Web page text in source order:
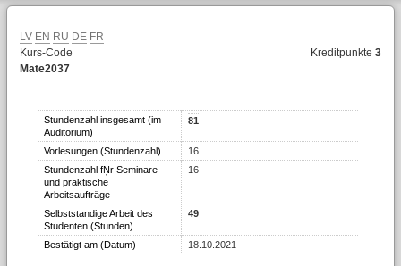
LV EN RU DE FR
Kurs-Code
Mate2037
Kreditpunkte3
Stundenzahl insgesamt (im
Auditorium)
81
Vorlesungen (Stundenzahl)
16
Stundenzahl fŅr Seminare
und praktische
Arbeitsaufträge
16
Selbststandige Arbeit des
Studenten (Stunden)
49
Bestätigt am (Datum) 18.10.2021